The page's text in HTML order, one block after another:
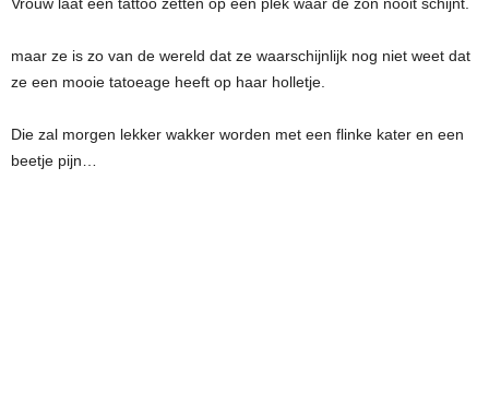
maar ze is zo van de wereld dat ze waarschijnlijk nog niet weet dat
ze een mooie tatoeage heeft op haar holletje.
Die zal morgen lekker wakker worden met een flinke kater en een
beetje pijn…